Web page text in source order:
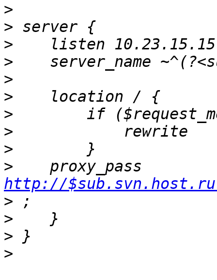
>
>
>
>
>
>
>
>
>
>
http://
>
>
>
>